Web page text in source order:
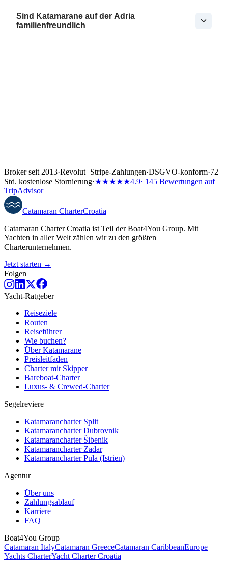
Sind Katamarane auf der Adria
familienfreundlich
Broker seit 2013·Revolut+Stripe-Zahlungen·DSGVO-konform·72
Std. kostenlose Stornierung·★★★★★4.9· 145 Bewertungen auf
TripAdvisor
Catamaran CharterCroatia
Catamaran Charter Croatia ist Teil der Boat4You Group. Mit
Yachten in aller Welt zählen wir zu den größten
Charterunternehmen.
Jetzt starten →
Folgen
Yacht-Ratgeber
Reiseziele
Routen
Reiseführer
Wie buchen?
Über Katamarane
Preisleitfaden
Charter mit Skipper
Bareboat-Charter
Luxus- & Crewed-Charter
Segelreviere
Katamarancharter Split
Katamarancharter Dubrovnik
Katamarancharter Šibenik
Katamarancharter Zadar
Katamarancharter Pula (Istrien)
Agentur
Über uns
Zahlungsablauf
Karriere
FAQ
Boat4You Group
Catamaran ItalyCatamaran GreeceCatamaran CaribbeanEurope
Yachts CharterYacht Charter Croatia